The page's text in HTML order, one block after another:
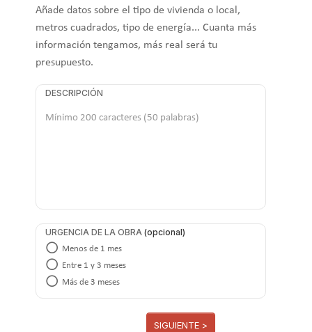
Añade datos sobre el tipo de vivienda o local,
metros cuadrados, tipo de energía... Cuanta más
información tengamos, más real será tu
presupuesto.
DESCRIPCIÓN
URGENCIA DE LA OBRA
Menos de 1 mes
Entre 1 y 3 meses
Más de 3 meses
SIGUIENTE >